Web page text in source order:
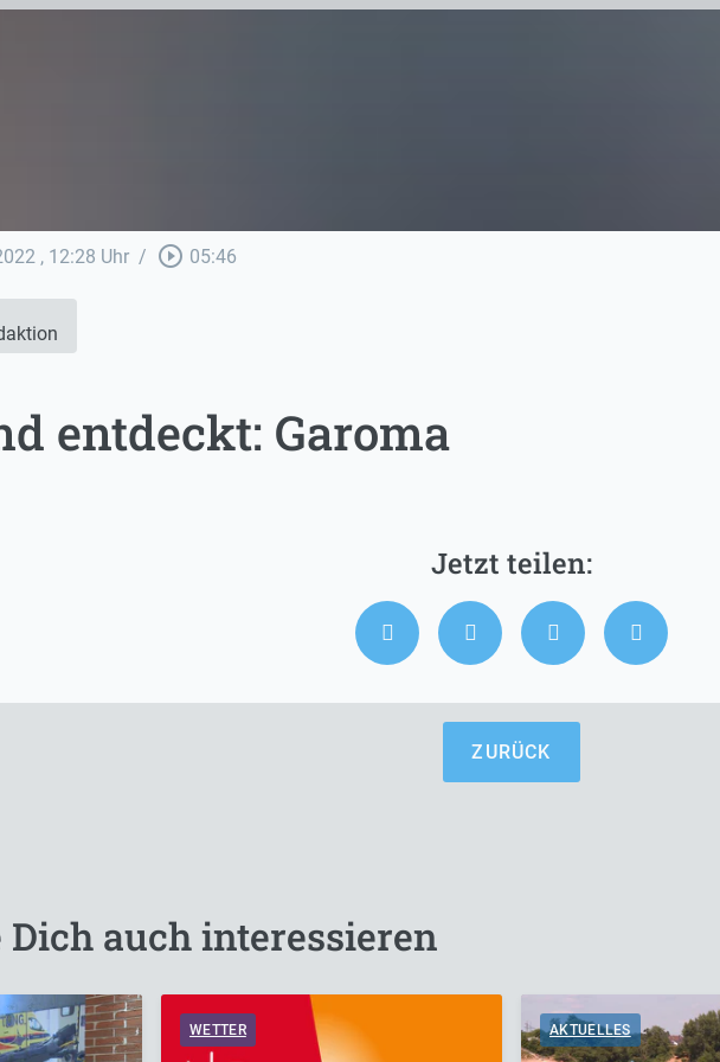
, 12:28 Uhr / play_circle_outline 05:46
entdeckt: Garoma
ZURÜCK
Dich auch interessieren
WETTER AKTUELLES